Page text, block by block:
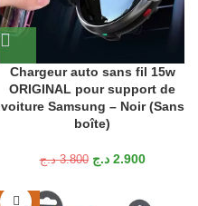
Chargeur auto sans fil 15w
ORIGINAL pour support de
voiture Samsung – Noir (Sans
boîte)
3.800 د.ج 2.900 د.ج
-30%